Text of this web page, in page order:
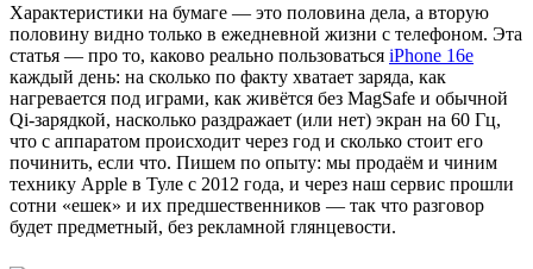
Характеристики на бумаге — это половина дела, а вторую
половину видно только в ежедневной жизни с телефоном. Эта
статья — про то, каково реально пользоваться iPhone 16e
каждый день: на сколько по факту хватает заряда, как
нагревается под играми, как живётся без MagSafe и обычной
Qi-зарядкой, насколько раздражает (или нет) экран на 60 Гц,
что с аппаратом происходит через год и сколько стоит его
починить, если что. Пишем по опыту: мы продаём и чиним
технику Apple в Туле с 2012 года, и через наш сервис прошли
сотни «ешек» и их предшественников — так что разговор
будет предметный, без рекламной глянцевости.